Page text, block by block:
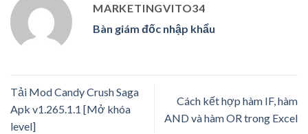
MARKETINGVITO34
Bàn giám đốc nhập khẩu
Tải Mod Candy Crush Saga
Apk v1.265.1.1 [Mở khóa
level]
Cách kết hợp hàm IF, hàm
AND và hàm OR trong Excel